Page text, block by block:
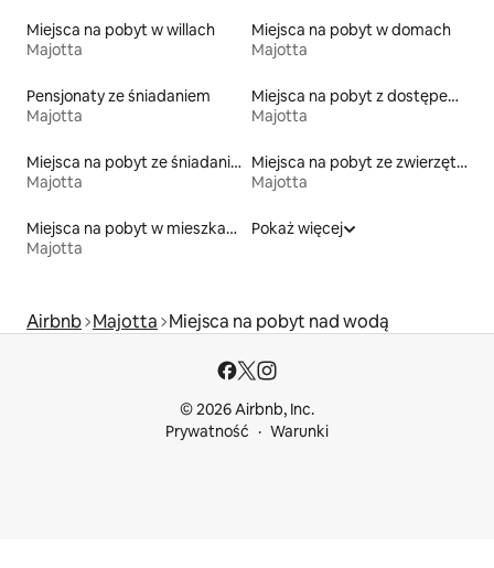
Miejsca na pobyt w willach
Majotta
Miejsca na pobyt w domach
Majotta
Pensjonaty ze śniadaniem
Majotta
Miejsca na pobyt z dostępem do plaży
Majotta
Miejsca na pobyt ze śniadaniem
Majotta
Miejsca na pobyt ze zwierzętami
Majotta
Miejsca na pobyt w mieszkaniach typu condo
Majotta
Pokaż więcej
Airbnb Majotta Miejsca na pobyt nad wodą
© 2026 Airbnb, Inc.
Prywatność
Warunki